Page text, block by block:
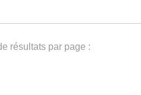
résultats par page :